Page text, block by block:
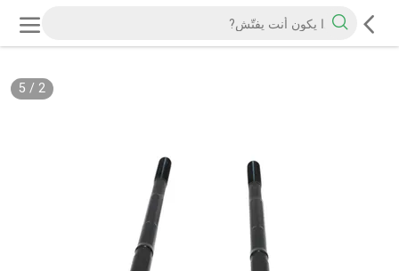
2
/
5